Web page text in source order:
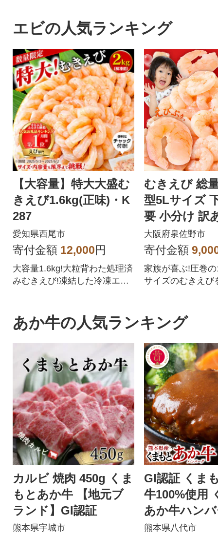
エビの人気ランキング
【大容量】特大大盛む
きえび1.6kg(正味)・K
287
愛知県西尾市
寄付金額 12,000円
大容量1.6kg!大粒背わた処理済
みむきえび!凍結した冷凍エビ
むきえび 総
型5Lサイズ
要 小分け 訳
ズ不揃い
大阪府泉佐野市
寄付金額
家族が喜ぶ!圧巻
サイズのむきえび
あか牛の人気ランキング
カルビ 焼肉 450g くま
もとあか牛 【地元ブ
ランド】GI認証
熊本県宇城市
GI認証 くま
牛100%使用
あか牛ハン
g×6個_229-
熊本県八代市